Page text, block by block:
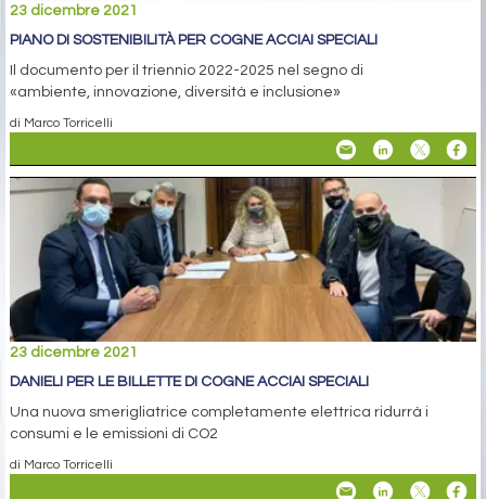
23 dicembre 2021
PIANO DI SOSTENIBILITÀ PER COGNE ACCIAI SPECIALI
Il documento per il triennio 2022-2025 nel segno di
«ambiente, innovazione, diversità e inclusione»
di Marco Torricelli
23 dicembre 2021
DANIELI PER LE BILLETTE DI COGNE ACCIAI SPECIALI
Una nuova smerigliatrice completamente elettrica ridurrà i
consumi e le emissioni di CO2
di Marco Torricelli